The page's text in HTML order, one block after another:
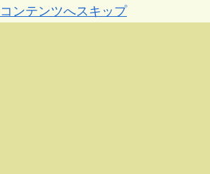
コンテンツへスキップ